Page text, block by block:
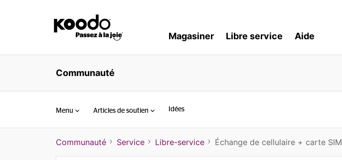
Magasiner Libre service Aide
Communauté
Menu Articles de soutien Idées
Communauté Service Libre-service Échange de cellulaire + carte SIM